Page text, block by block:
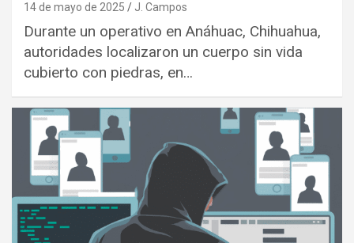
14 de mayo de 2025 J. Campos
Durante un operativo en Anáhuac, Chihuahua,
autoridades localizaron un cuerpo sin vida
cubierto con piedras, en…